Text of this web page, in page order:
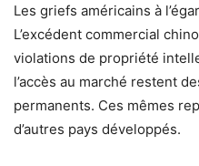
Les griefs américains à
L’excédent commercial
violations de propriété
l’accès au marché restent
permanents. Ces mêmes
d’autres pays développés.